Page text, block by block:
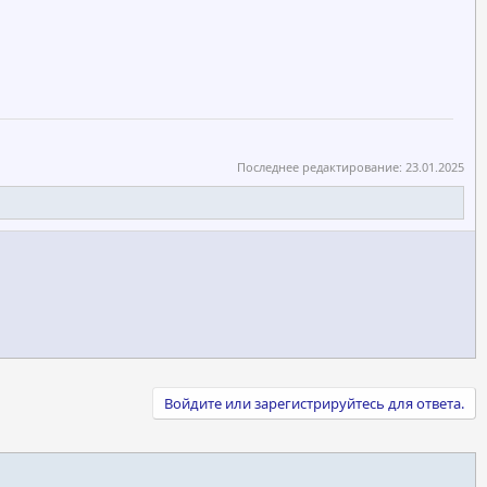
Последнее редактирование: 23.01.2025
Войдите или зарегистрируйтесь для ответа.